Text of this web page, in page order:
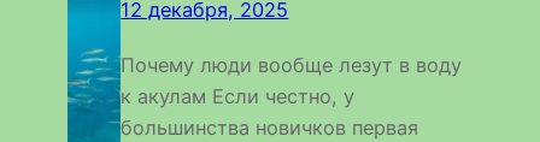
12 декабря, 2025
Почему люди вообще лезут в воду
к акулам Если честно, у
большинства новичков первая